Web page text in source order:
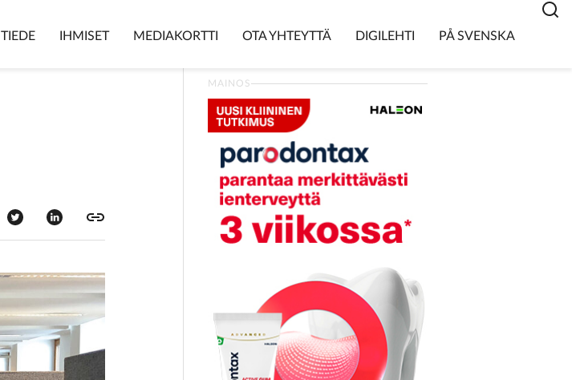
TIEDE IHMISET MEDIAKORTTI OTA YHTEYTTÄ DIGILEHTI PÅ SVENSKA
MAINOS